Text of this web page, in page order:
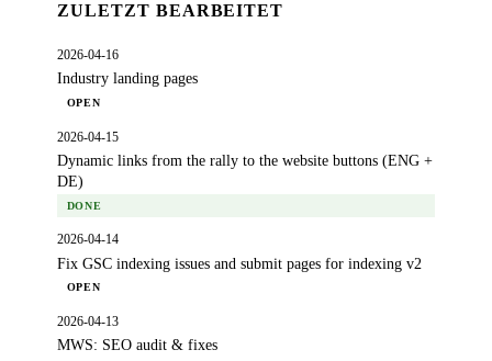
ZULETZT BEARBEITET
2026-04-16
Industry landing pages
OPEN
2026-04-15
Dynamic links from the rally to the website buttons (ENG +
DE)
DONE
2026-04-14
Fix GSC indexing issues and submit pages for indexing v2
OPEN
2026-04-13
MWS: SEO audit & fixes